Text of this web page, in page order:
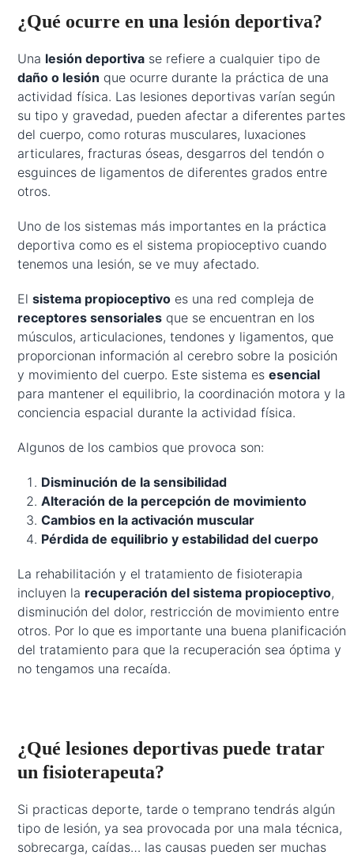
¿Qué ocurre en una lesión deportiva?
Una lesión deportiva se refiere a cualquier tipo de
daño o lesión que ocurre durante la práctica de una
actividad física. Las lesiones deportivas varían según
su tipo y gravedad, pueden afectar a diferentes partes
del cuerpo, como roturas musculares, luxaciones
articulares, fracturas óseas, desgarros del tendón o
esguinces de ligamentos de diferentes grados entre
otros.
Uno de los sistemas más importantes en la práctica
deportiva como es el sistema propioceptivo cuando
tenemos una lesión, se ve muy afectado.
Elsistema propioceptivo es una red compleja de
receptores sensoriales que se encuentran en los
músculos, articulaciones, tendones y ligamentos, que
proporcionan información al cerebro sobre la posición
y movimiento del cuerpo. Este sistema esesencial
para mantener el equilibrio, la coordinación motora y la
conciencia espacial durante la actividad física.
Algunos de los cambios que provoca son:
Disminución de la sensibilidad
Alteración de la percepción de movimiento
Cambios en la activación muscular
Pérdida de equilibrio y estabilidad del cuerpo
La rehabilitación y el tratamiento de fisioterapia
incluyen la recuperación del sistema propioceptivo,
disminución del dolor, restricción de movimiento entre
otros. Por lo que es importante una buena planificación
del tratamiento para que la recuperación sea óptima y
no tengamos una recaída.
¿Qué lesiones deportivas puede tratar
un fisioterapeuta?
Si practicas deporte, tarde o temprano tendrás algún
tipo de lesión, ya sea provocada por una mala técnica,
sobrecarga, caídas… las causas pueden ser muchas